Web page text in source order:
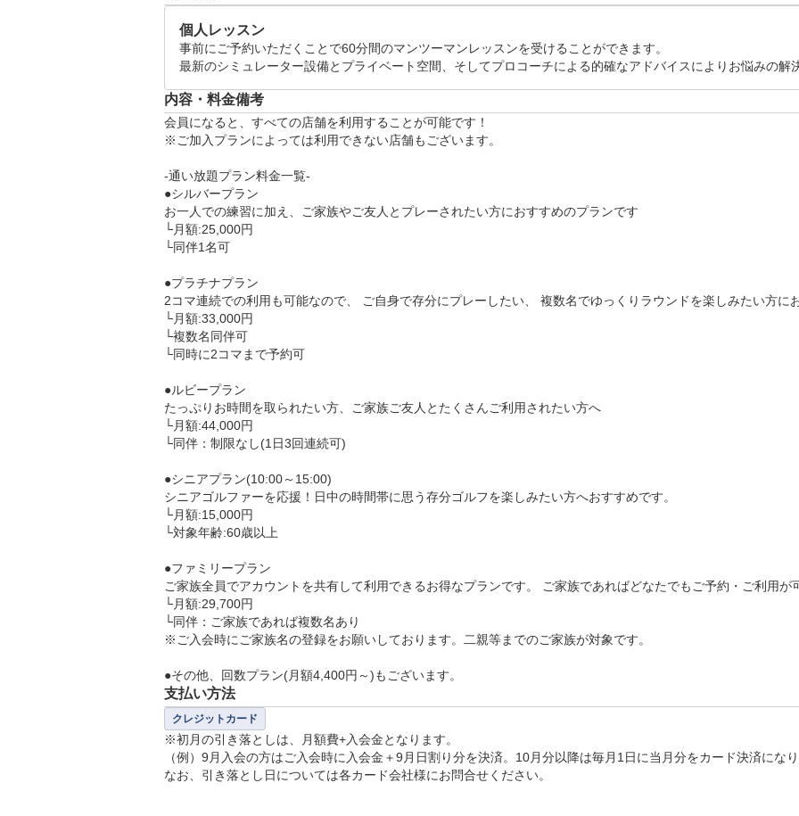
月~日 09:00～21:00
※ご希望の日時をリクエスト画面よりご提示ください。追ってご連絡差し上げます。
●当日の流れ
・体験レッスン(60分)
└　お客様のお悩みをヒアリングし、シミュレーターを活用した、データに基づくレッスンをい
ます。
・施設案内、料金のご説明(60分)
個人レッスン
事前にご予約いただくことで60分間のマンツーマンレッスンを受けることができます。
最新のシミュレーター設備とプライベート空間、そしてプロコーチによる的確なアドバイスによりお悩みの解
内容・料金備考
会員になると、すべての店舗を利用することが可能です！
※ご加入プランによっては利用できない店舗もございます。
-通い放題プラン料金一覧-
●シルバープラン
お一人での練習に加え、ご家族やご友人とプレーされたい方におすすめのプランです
└月額:25,000円
└同伴1名可
●プラチナプラン
2コマ連続での利用も可能なので、 ご自身で存分にプレーしたい、 複数名でゆっくりラウンドを楽しみたい方に
└月額:33,000円
└複数名同伴可
└同時に2コマまで予約可
●ルビープラン
たっぷりお時間を取られたい方、ご家族ご友人とたくさんご利用されたい方へ
└月額:44,000円
└同伴：制限なし(1日3回連続可)
●シニアプラン(10:00～15:00)
シニアゴルファーを応援！日中の時間帯に思う存分ゴルフを楽しみたい方へおすすめです。
└月額:15,000円
└対象年齢:60歳以上
●ファミリープラン
ご家族全員でアカウントを共有して利用できるお得なプランです。 ご家族であればどなたでもご予約・ご利用が
└月額:29,700円
└同伴：ご家族であれば複数名あり
※ご入会時にご家族名の登録をお願いしております。二親等までのご家族が対象です。
●その他、回数プラン(月額4,400円～)もございます。
支払い方法
クレジットカード
※初月の引き落としは、月額費+入会金となります。
（例）9月入会の方はご入会時に入会金＋9月日割り分を決済。10月分以降は毎月1日に当月分をカード決済になり
なお、引き落とし日については各カード会社様にお問合せください。